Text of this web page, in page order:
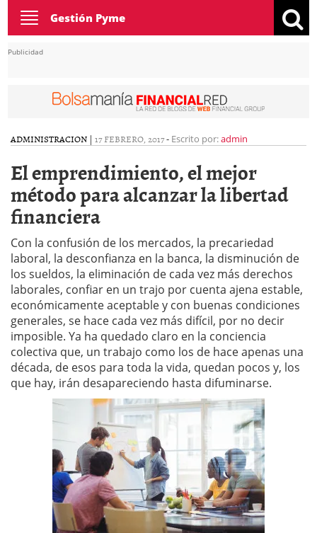
Toggle
navigation
Gestión Pyme
Publicidad
ADMINISTRACION | 17 FEBRERO, 2017- Escrito por:admin
El emprendimiento, el mejor
método para alcanzar la libertad
financiera
Con la confusión de los mercados, la precariedad
laboral, la desconfianza en la banca, la disminución de
los sueldos, la eliminación de cada vez más derechos
laborales, confiar en un trajo por cuenta ajena estable,
económicamente aceptable y con buenas condiciones
generales, se hace cada vez más difícil, por no decir
imposible. Ya ha quedado claro en la conciencia
colectiva que, un trabajo como los de hace apenas una
década, de esos para toda la vida, quedan pocos y, los
que hay, irán desapareciendo hasta difuminarse.